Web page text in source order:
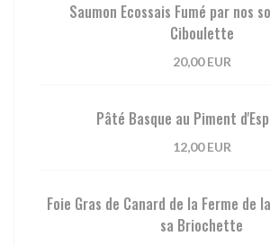
Saumon Ecossais Fumé par nos
Ciboulette
20,00 EUR
Pâté Basque au Piment
12,00 EUR
Foie Gras de Canard de la Ferme de
sa Briochette